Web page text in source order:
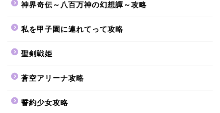
神界奇伝～八百万神の幻想譚～攻略
私を甲子園に連れてって攻略
聖剣戦姫
蒼空アリーナ攻略
誓約少女攻略